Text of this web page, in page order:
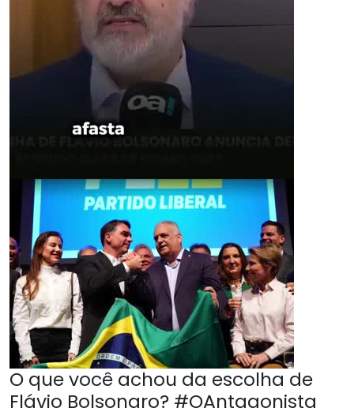
O que você achou da escolha de
Flávio Bolsonaro? #OAntagonista